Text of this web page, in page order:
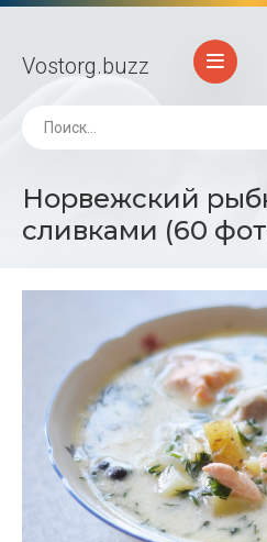
Vostorg.buzz
Норвежский
сливками (60